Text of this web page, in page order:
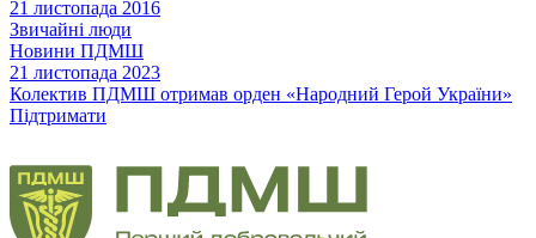
21 листопада 2016
Звичайні люди
Новини ПДМШ
21 листопада 2023
Колектив ПДМШ отримав орден «Народний Герой України»
Підтримати